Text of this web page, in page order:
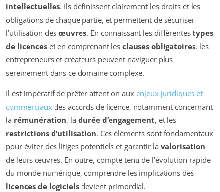
intellectuelles. Ils définissent clairement les droits et les
obligations de chaque partie, et permettent de sécuriser
l’utilisation des œuvres. En connaissant les différentes types
de licences et en comprenant les clauses obligatoires, les
entrepreneurs et créateurs peuvent naviguer plus
sereinement dans ce domaine complexe.
Il est impératif de prêter attention aux enjeux juridiques et
commerciaux des accords de licence, notamment concernant
la rémunération, la durée d’engagement, et les
restrictions d’utilisation. Ces éléments sont fondamentaux
pour éviter des litiges potentiels et garantir la valorisation
de leurs œuvres. En outre, compte tenu de l’évolution rapide
du monde numérique, comprendre les implications des
licences de logiciels devient primordial.